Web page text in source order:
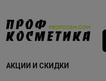
АКЦИИ И СКИДКИ